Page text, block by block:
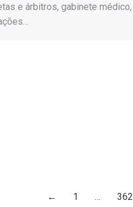
e árbitros, gabinete médico,
← 1 … 362